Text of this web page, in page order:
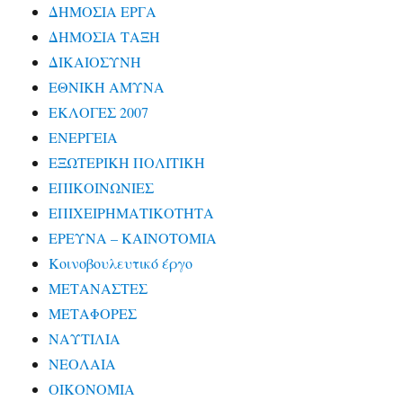
ΔΗΜΟΣΙΑ ΕΡΓΑ
ΔΗΜΟΣΙΑ ΤΑΞΗ
ΔΙΚΑΙΟΣΥΝΗ
ΕΘΝΙΚΗ ΑΜΥΝΑ
ΕΚΛΟΓΕΣ 2007
ΕΝΕΡΓΕΙΑ
ΕΞΩΤΕΡΙΚΗ ΠΟΛΙΤΙΚΗ
ΕΠΙΚΟΙΝΩΝΙΕΣ
ΕΠΙΧΕΙΡΗΜΑΤΙΚΟΤΗΤΑ
ΕΡΕΥΝΑ – ΚΑΙΝΟΤΟΜΙΑ
Κοινοβουλευτικό έργο
ΜΕΤΑΝΑΣΤΕΣ
ΜΕΤΑΦΟΡΕΣ
ΝΑΥΤΙΛΙΑ
ΝΕΟΛΑΙΑ
ΟΙΚΟΝΟΜΙΑ